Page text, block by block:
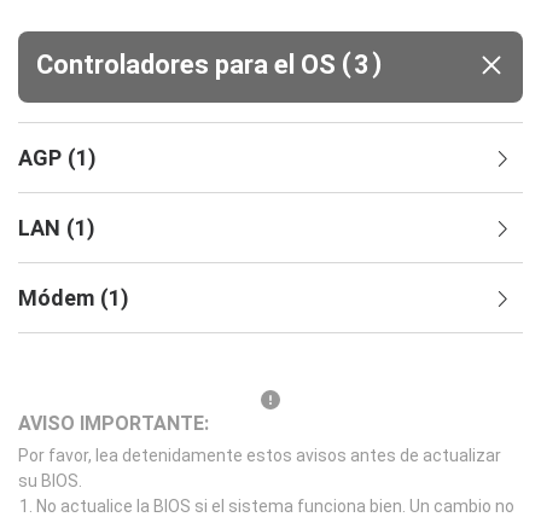
Controladores para el OS (3 )
AGP (1)
LAN (1)
Módem (1)
AVISO IMPORTANTE:
Por favor, lea detenidamente estos avisos antes de actualizar
su BIOS.
No actualice la BIOS si el sistema funciona bien. Un cambio no